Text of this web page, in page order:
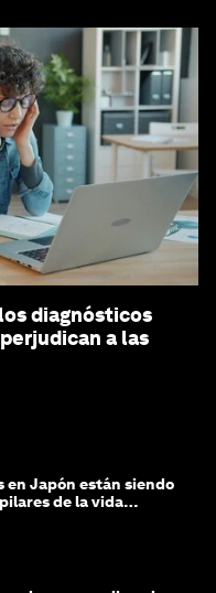
diagnósticos
a las
en Japón están siendo
de la vida